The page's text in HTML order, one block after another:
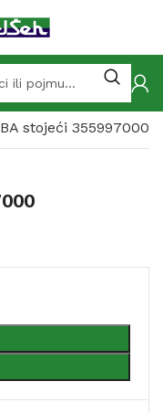
stojeći 355997000